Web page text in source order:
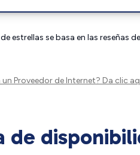
estrellas se basa en las reseñas
Proveedor de Internet? Da clic
de